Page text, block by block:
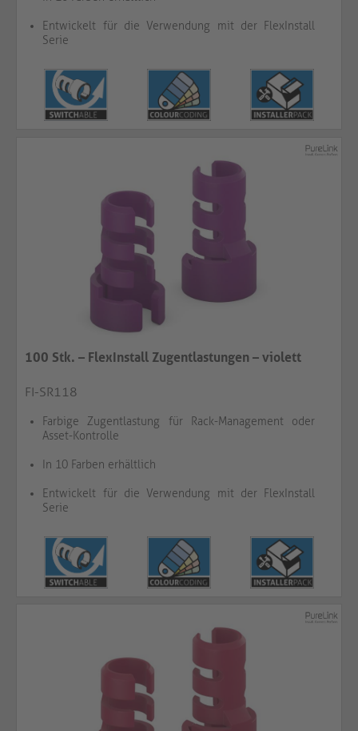
Entwickelt für die Verwendung mit der FlexInstall
Serie
100 Stk. – FlexInstall Zugentlastungen – violett
FI-SR118
Farbige Zugentlastung für Rack-Management oder
Asset-Kontrolle
In 10 Farben erhältlich
Entwickelt für die Verwendung mit der FlexInstall
Serie